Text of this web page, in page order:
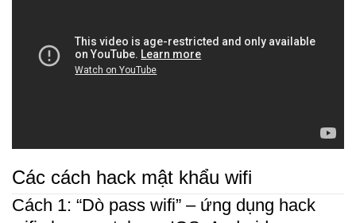
Các cách hack mật khẩu wifi
Cách 1: “Dò pass wifi” – ứng dụng hack